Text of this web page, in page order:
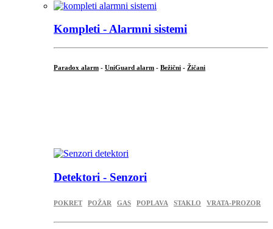
Kompleti - Alarmni sistemi
Paradox alarm - UniGuard alarm - Bežični - Žičani
Detektori - Senzori
POKRET POŽAR GAS POPLAVA STAKLO VRATA-PROZOR